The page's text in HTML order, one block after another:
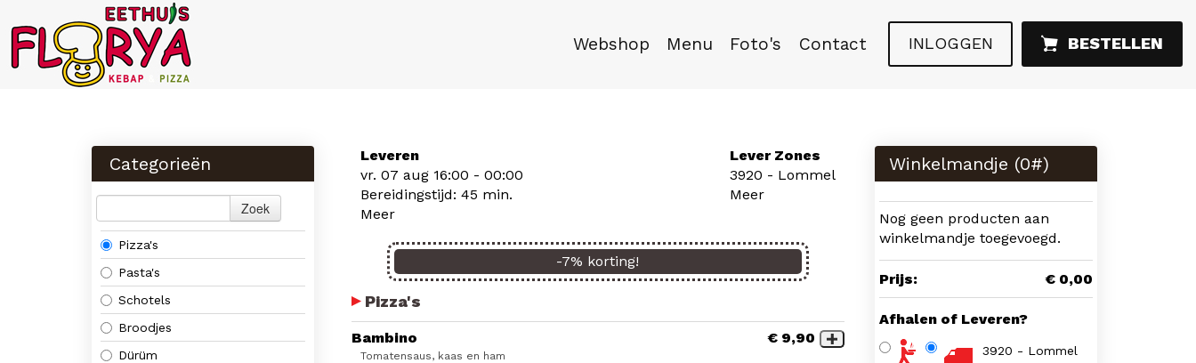
Webshop Menu Foto's Contact INLOGGEN BESTELLEN
Categorieën
Zoek
Pizza's
Pasta's
Schotels
Broodjes
Dürüm
Leveren
vr. 07 aug 16:00 - 00:00
Bereidingstijd: 45 min.
Meer
Lever Zones
3920 - Lommel
Meer
-7% korting!
Pizza's
Bambino
Tomatensaus, kaas en ham
€ 9,90
Winkelmandje (0#)
Nog geen producten aan
winkelmandje toegevoegd.
Prijs: € 0,00
Afhalen of Leveren?
3920 - Lommel